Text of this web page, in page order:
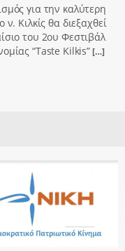
για την καλύτερη
ν. Κιλκίς θα διεξαχθεί
του 2ου Φεστιβάλ
“Taste Kilkis”[…]